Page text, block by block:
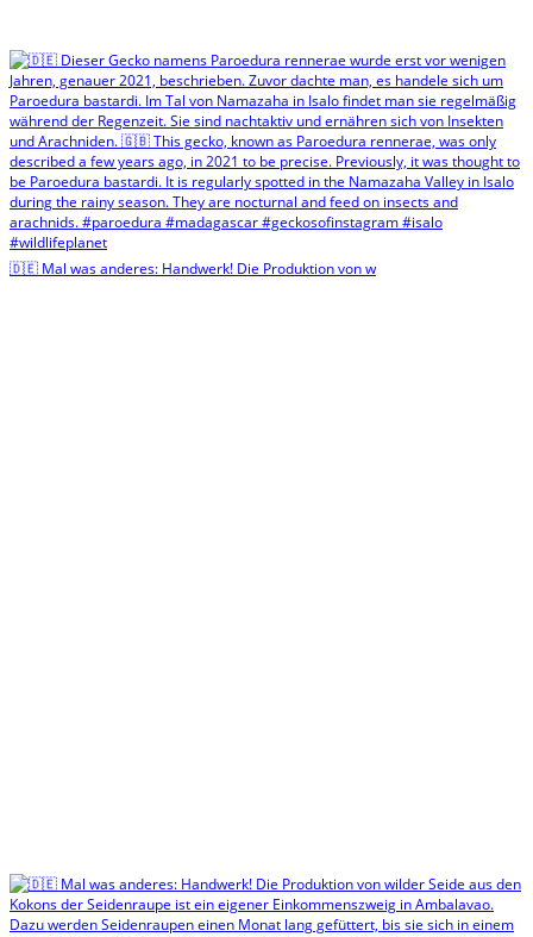
🇩🇪 Mal was anderes: Handwerk! Die Produktion von w